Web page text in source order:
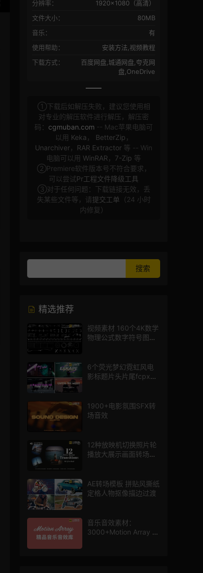
分辨率：
1920×1080（高清）
文件大小：
80MB
音乐：
有
使用帮助：
安装方法,视频教程
下载方式：
百度网盘,城通网盘,夸克网
盘,OneDrive
①下载后如解压失败，建议您使用相
对专业的解压软件进行解压，解压密
码： cgmuban.com -- Mac苹果电脑可
以用 Keka ， BetterZip ，
Unarchiver， RAR Extractor 等 -- Win
电脑可以用 WinRAR ， 7-Zip 等
②Premiere软件版本号不符合要求，
可以尝试Pr工程文件降级工具
③对于任何问题：下载链接无效，丢
失某些文件等，请提交工单 （24 小时
内修复）
精选推荐
视频素材 160个4K数学
物理公式数字符号图标
6个荧光梦幻霓虹风电
影标题片头片尾fcpx插
1900+电影氛围SFX转
场音效
12种放映机切换照片轮
播放大展示画面转场动
AE转场模板 拼贴风撕纸
定格人物抠像描边过渡
音乐音效素材：
3000+Motion Array 影